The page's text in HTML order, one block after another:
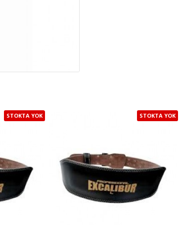
STOKTA YOK STOKTA YOK